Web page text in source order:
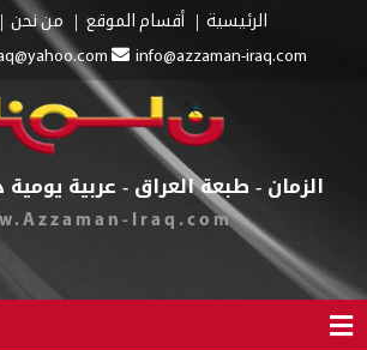
أقسام الموقع من نحن
اتصل بنا
azzaman_iraq@yahoo.com
- عربية يومية دولية مستقلة
www.Azzaman-